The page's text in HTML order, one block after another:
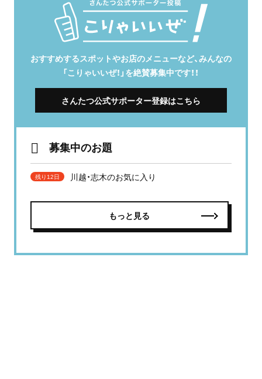
おすすめするスポットやお店のメニューなど、みんなの
「こりゃいいぜ！」を絶賛募集中です！！
さんたつ公式サポーター登録はこちら
募集中のお題
残り12日 川越・志木のお気に入り
もっと見る